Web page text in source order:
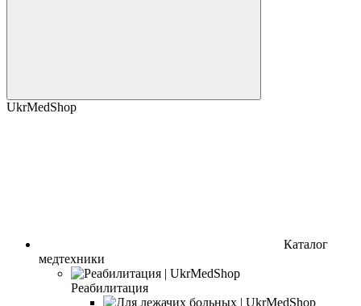
UkrMedShop
Каталог
медтехники
Реабилитация